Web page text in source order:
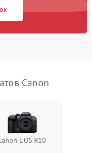
Canon
EOS R10